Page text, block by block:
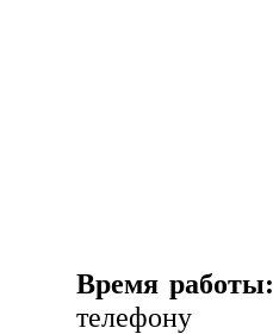
Время работы:
телефону